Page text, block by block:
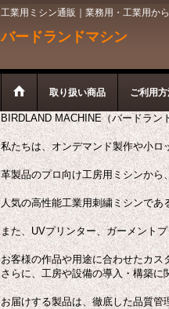
工業用ミシン通販｜業務用・工業用
バードランドマシン
取り扱い商品 ご利用
BIRDLAND MACHINE（バードラン
私たちは、オンデマンド製作や小
革製品のプロ向け工房用ミシンか
人気の高性能工業用刺繍ミシンで
また、UVプリンター、ガーメント
お客様の作品や用途に合わせたカ
さらに、工房や設備の導入・構築に
お届けする製品は、徹底した品質